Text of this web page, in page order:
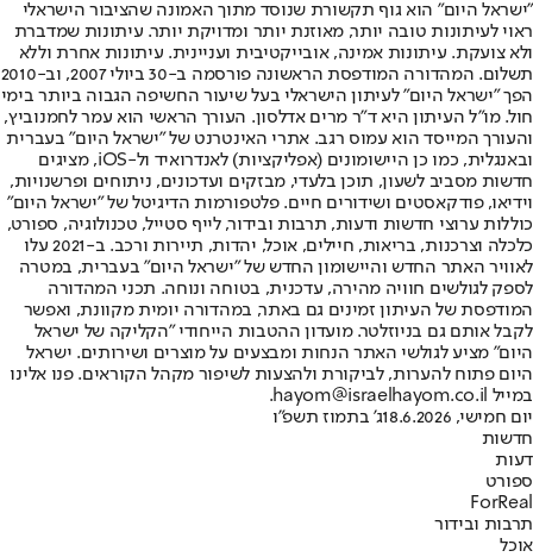
"ישראל היום" הוא גוף תקשורת שנוסד מתוך האמונה שהציבור הישראלי
ראוי לעיתונות טובה יותר, מאוזנת יותר ומדויקת יותר. עיתונות שמדברת
ולא צועקת. עיתונות אמינה, אובייקטיבית ועניינית. עיתונות אחרת וללא
תשלום. המהדורה המודפסת הראשונה פורסמה ב-30 ביולי 2007, וב-2010
הפך "ישראל היום" לעיתון הישראלי בעל שיעור החשיפה הגבוה ביותר בימי
חול. מו"ל העיתון היא ד"ר מרים אדלסון. העורך הראשי הוא עמר לחמנוביץ,
והעורך המייסד הוא עמוס רגב. אתרי האינטרנט של "ישראל היום" בעברית
ובאנגלית, כמו כן היישומונים (אפליקציות) לאנדרואיד ול-iOS, מציגים
חדשות מסביב לשעון, תוכן בלעדי, מבזקים ועדכונים, ניתוחים ופרשנויות,
וידיאו, פודקאסטים ושידורים חיים. פלטפורמות הדיגיטל של "ישראל היום"
כוללות ערוצי חדשות ודעות, תרבות ובידור, לייף סטייל, טכנולוגיה, ספורט,
כלכלה וצרכנות, בריאות, חיילים, אוכל, יהדות, תיירות ורכב. ב-2021 עלו
לאוויר האתר החדש והיישומון החדש של "ישראל היום" בעברית, במטרה
לספק לגולשים חוויה מהירה, עדכנית, בטוחה ונוחה. תכני המהדורה
המודפסת של העיתון זמינים גם באתר, במהדורה יומית מקוונת, ואפשר
לקבל אותם גם בניוזלטר. מועדון ההטבות הייחודי "הקליקה של ישראל
היום" מציע לגולשי האתר הנחות ומבצעים על מוצרים ושירותים. ישראל
היום פתוח להערות, לביקורת ולהצעות לשיפור מקהל הקוראים. פנו אלינו
במייל hayom@israelhayom.co.il.
יום חמישי, 18.6.2026
ג' בתמוז תשפ"ו
חדשות
דעות
ספורט
ForReal
תרבות ובידור
אוכל